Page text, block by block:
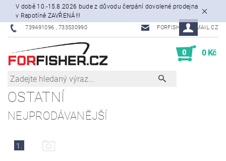
V době 10.-15.8.2026 bude z důvodu čerpání dovolené prodejna
v Rapotíně ZAVŘENÁ!!!
739491096 , 733530990 FORFISHER@EMAIL.CZ
0 0 Kč
OSTATNÍ
NEJPRODÁVANĚJŠÍ
1.